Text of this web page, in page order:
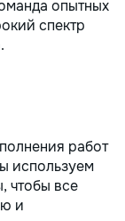
опытных
спектр
работ
используем
чтобы все
и